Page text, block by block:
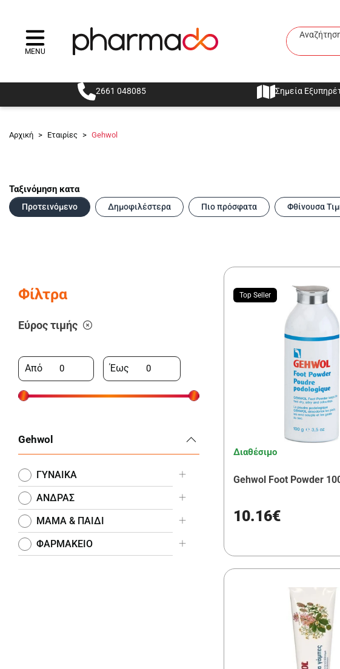
Menu
MENU
2661 048085 Σημεία
Αρχική > Εταιρίες > Gehwol
Ταξινόμηση κατα
Προτεινόμενο Δημοφιλέστερα Πιο πρόσφατα Φθίνουσα
Φίλτρα
Εύρος τιμής
Από Έως
Gehwol
ΓΥΝΑΙΚΑ
ΑΝΔΡΑΣ
ΜΑΜΑ & ΠΑΙΔΙ
ΦΑΡΜΑΚΕΙΟ
Top Seller
Διαθέσιμο
Gehwol Foot Powder
10.16€